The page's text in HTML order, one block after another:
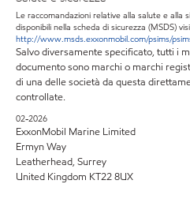
Le raccomandazioni relative alla salute e alla
disponibili nella scheda di sicurezza (MSDS)
http://www.msds.exxonmobil.com/psims/
Salvo diversamente specificato, tutti i
documento sono marchi o marchi
di una delle società da questa
controllate.
02-2026
ExxonMobil Marine Limited
Ermyn Way
Leatherhead, Surrey
United Kingdom KT22 8UX